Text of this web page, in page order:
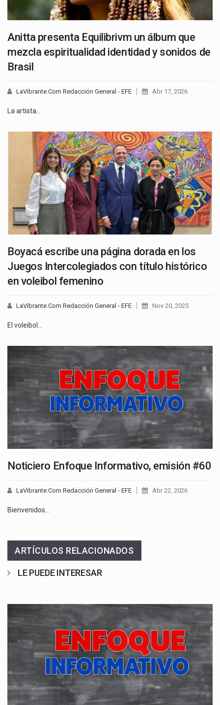
Anitta presenta Equilibrivm un álbum que
mezcla espiritualidad identidad y sonidos de
Brasil
LaVibrante.Com Redacción General - EFE Abr 17, 2026
La artista…
Boyacá escribe una página dorada en los
Juegos Intercolegiados con título histórico
en voleibol femenino
LaVibrante.Com Redacción General - EFE Nov 20, 2025
El voleibol…
Noticiero Enfoque Informativo, emisión #60
LaVibrante.Com Redacción General - EFE Abr 22, 2026
Bienvenidos…
ARTÍCULOS RELACIONADOS
LE PUEDE INTERESAR